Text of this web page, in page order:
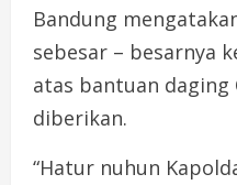
Bandung
sebesar – besarnya
atas bantuan daging
diberikan.
“Hatur nuhun